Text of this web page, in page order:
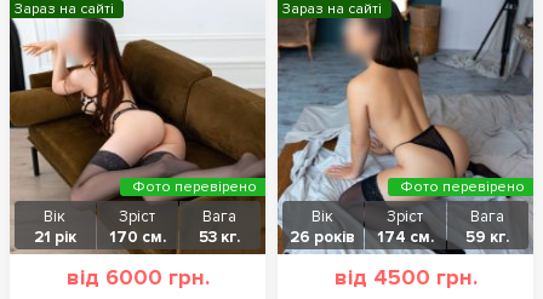
Вік
21 рік
Зріст
170 см.
Вага
53 кг.
від 6000 грн.
Зараз на сайті
Фото перевірено
Вік
26 років
Зріст
174 см.
Вага
59 кг.
від 4500 грн.
Зараз на сайті
Фото перевірено